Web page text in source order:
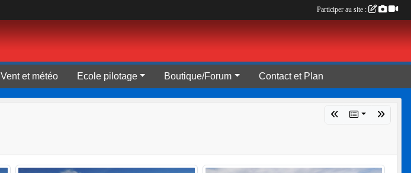
Vent et météo Ecole pilotage Boutique/Forum Contact et Plan
Participer au site :